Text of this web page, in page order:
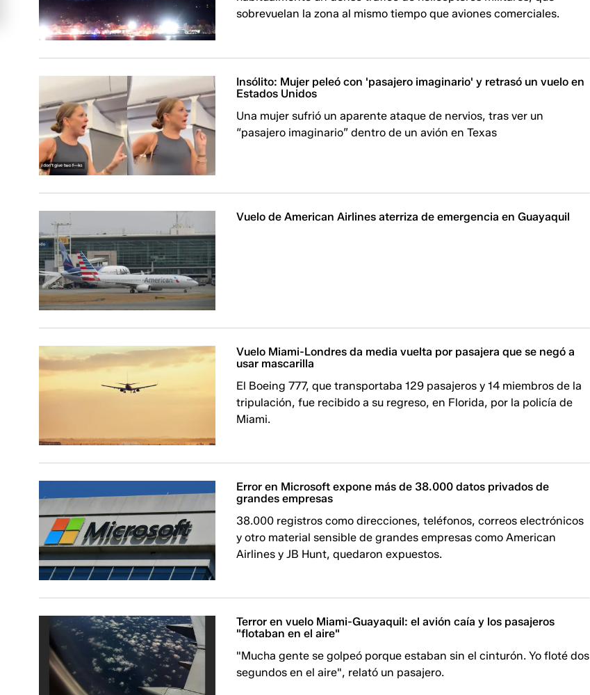
sobrevuelan la zona al mismo tiempo que aviones comerciales.
Insólito: Mujer peleó con 'pasajero imaginario' y retrasó un vuelo en
Estados Unidos
Una mujer sufrió un aparente ataque de nervios, tras ver un
“pasajero imaginario” dentro de un avión en Texas
Vuelo de American Airlines aterriza de emergencia en Guayaquil
Vuelo Miami-Londres da media vuelta por pasajera que se negó a
usar mascarilla
El Boeing 777, que transportaba 129 pasajeros y 14 miembros de la
tripulación, fue recibido a su regreso, en Florida, por la policía de
Miami.
Error en Microsoft expone más de 38.000 datos privados de
grandes empresas
38.000 registros como direcciones, teléfonos, correos electrónicos
y otro material sensible de grandes empresas como American
Airlines y JB Hunt, quedaron expuestos.
Terror en vuelo Miami-Guayaquil: el avión caía y los pasajeros
"flotaban en el aire"
"Mucha gente se golpeó porque estaban sin el cinturón. Yo floté dos
segundos en el aire", relató un pasajero.